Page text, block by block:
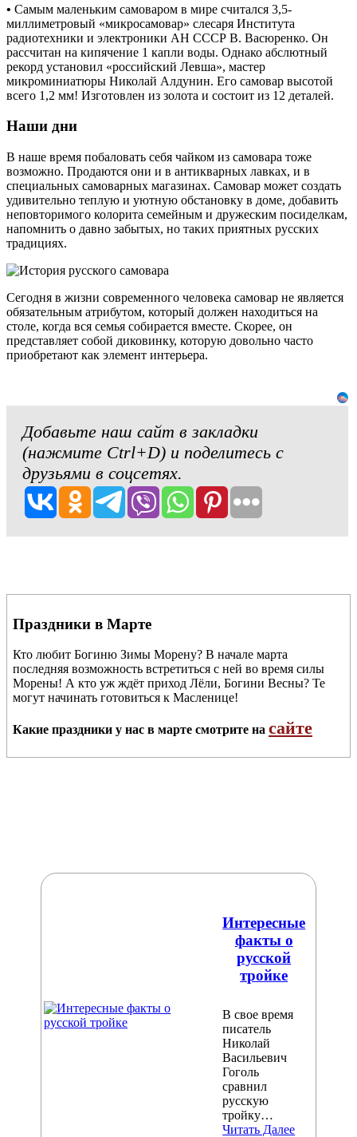
• Самым маленьким самоваром в мире считался 3,5-
миллиметровый «микросамовар» слесаря Института
радиотехники и электроники АН СССР В. Васюренко. Он
рассчитан на кипячение 1 капли воды. Однако абслютный
рекорд установил «российский Левша», мастер
микроминиатюры Николай Алдунин. Его самовар высотой
всего 1,2 мм! Изготовлен из золота и состоит из 12 деталей.
Наши дни
В наше время побаловать себя чайком из самовара тоже
возможно. Продаются они и в антикварных лавках, и в
специальных самоварных магазинах. Самовар может создать
удивительно теплую и уютную обстановку в доме, добавить
неповторимого колорита семейным и дружеским посиделкам,
напомнить о давно забытых, но таких приятных русских
традициях.
Сегодня в жизни современного человека самовар не является
обязательным атрибутом, который должен находиться на
столе, когда вся семья собирается вместе. Скорее, он
представляет собой диковинку, которую довольно часто
приобретают как элемент интерьера.
Добавьте наш сайт в закладки
(нажмите Ctrl+D) и поделитесь с
друзьями в соцсетях.
Праздники в Марте
Кто любит Богиню Зимы Морену? В начале марта
последняя возможность встретиться с ней во время силы
Морены! А кто уж ждёт приход Лёли, Богини Весны? Те
могут начинать готовиться к Масленице!
Какие праздники у нас в марте смотрите на сайте
Интересные
факты о
русской
тройке
В свое время
писатель
Николай
Васильевич
Гоголь
сравнил
русскую
тройку…
Читать Далее